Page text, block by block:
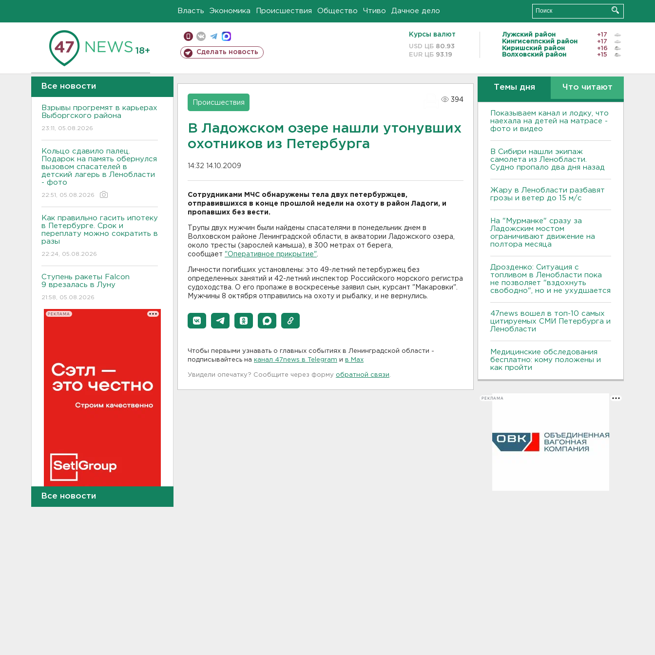
Власть Экономика Происшествия Общество Чтиво Дачное дело
18+ Сделать новость
Курсы валют
USD ЦБ 80.93
EUR ЦБ 93.19
Лужский район
+17
Кингисеппский район
+17
Киришский район
+16
Волховский район
+15
Все новости
Взрывы прогремят в карьерах
Выборгского района
23:11, 05.08.2026
Кольцо сдавило палец.
Подарок на память обернулся
вызовом спасателей в
детский лагерь в Ленобласти
- фото
22:51, 05.08.2026
Как правильно гасить ипотеку
в Петербурге. Срок и
переплату можно сократить в
разы
22:24, 05.08.2026
Ступень ракеты Falcon
9 врезалась в Луну
21:58, 05.08.2026
РЕКЛАМА
Все новости
Происшествия
394
В Ладожском озере нашли утонувших
охотников из Петербурга
14:32 14.10.2009
Сотрудниками МЧС обнаружены тела двух петербуржцев,
отправившихся в конце прошлой недели на охоту в район Ладоги, и
пропавших без вести.
Трупы двух мужчин были найдены спасателями в понедельник днем в
Волховском районе Ленинградской области, в акватории Ладожского озера,
около тресты (зарослей камыша), в 300 метрах от берега,
сообщает "Оперативное прикрытие"
Личности погибших установлены: это 49-летний петербуржец без
определенных занятий и 42-летний инспектор Российского морского регистра
судоходства. О его пропаже в воскресенье заявил сын, курсант "Макаровки".
Мужчины 8 октября отправились на охоту и рыбалку, и не вернулись.
Чтобы первыми узнавать о главных событиях в Ленинградской области -
подписывайтесь на канал 47news в Telegram и в Maх
Увидели опечатку? Сообщите через форму обратной связи
Темы дня Что читают
Показываем канал и лодку, что
наехала на детей на матрасе -
фото и видео
В Сибири нашли экипаж
самолета из Ленобласти.
Судно пропало два дня назад
Жару в Ленобласти разбавят
грозы и ветер до 15 м/с
На "Мурманке" сразу за
Ладожским мостом
ограничивают движение на
полтора месяца
Дрозденко: Ситуация с
топливом в Ленобласти пока
не позволяет "вздохнуть
свободно", но и не ухудшается
47news вошел в топ-10 самых
цитируемых СМИ Петербурга и
Ленобласти
Медицинские обследования
бесплатно: кому положены и
как пройти
РЕКЛАМА